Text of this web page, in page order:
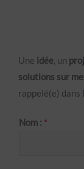
Une idée, un
solutions sur
rappelé(e) dans
Nom : *